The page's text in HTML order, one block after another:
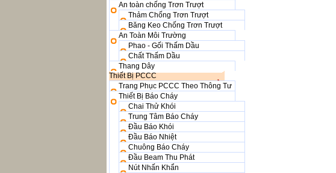
An toàn chống Trơn Trượt
Thảm Chống Trơn Trượt
Băng Keo Chống Trơn Trượt
An Toàn Môi Trường
Phao - Gối Thấm Dầu
Chất Thấm Dầu
Thang Dây
Thiết Bị PCCC
Trang Phục PCCC Theo Thông Tư
Thiết Bị Báo Cháy
Chai Thử Khói
Trung Tâm Báo Cháy
Đầu Báo Khói
Đầu Báo Nhiệt
Chuông Báo Cháy
Đầu Beam Thu Phát
Nút Nhấn Khẩn